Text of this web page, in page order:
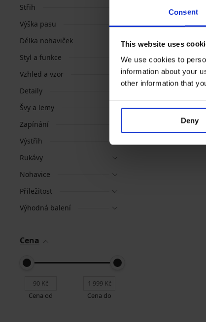
Consent
This website uses
We use cookies to
information about your
other information that
Deny
Střih
Výška pasu
Délka nohaviček
Styl a funkce
Vzhled a vzor
Detaily
Švy a lemy
Zapínání
Výstřih
Rukávy
Nohavice
Příležitost
Výhodná balení
Cena
Cena od Cena do